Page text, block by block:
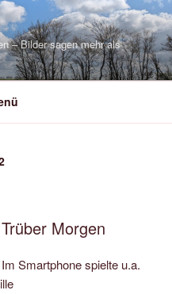
– Bilder sagen mehr als
Morgen
Smartphone spielte u.a.